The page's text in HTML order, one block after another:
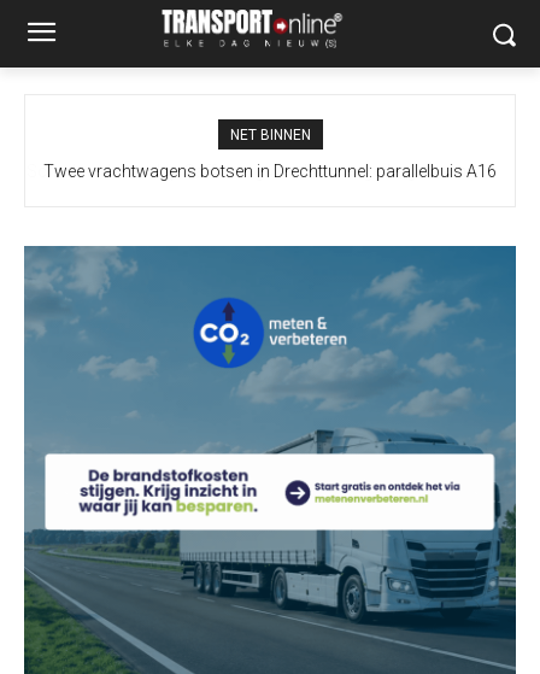
NET BINNEN
Twee vrachtwagens botsen in Drechttunnel: parallelbuis A16